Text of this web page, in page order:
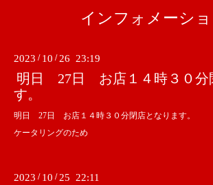
インフォメーシ
2023 / 10 / 26 23:19
明日 27日 お店１４時３０分
す。
明日 27日 お店１４時３０分閉店となります。
ケータリングのため
2023 / 10 / 25 22:11